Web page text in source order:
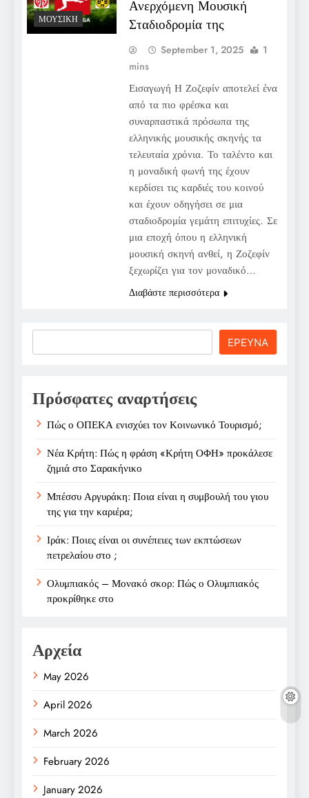
ΜΟΥΣΙΚΉ
Ανερχόμενη Μουσική
Σταδιοδρομία της
September 1, 2025
1
mins
Εισαγωγή Η Ζοζεφίν αποτελεί ένα
από τα πιο φρέσκα και
συναρπαστικά πρόσωπα της
ελληνικής μουσικής σκηνής τα
τελευταία χρόνια. Το ταλέντο και
η μοναδική φωνή της έχουν
κερδίσει τις καρδιές του κοινού
και έχουν οδηγήσει σε μια
σταδιοδρομία γεμάτη επιτυχίες. Σε
μια εποχή όπου η ελληνική
μουσική σκηνή ανθεί, η Ζοζεφίν
ξεχωρίζει για τον μοναδικό…
Διαβάστε περισσότερα
ΕΡΕΥΝΑ
Πρόσφατες αναρτήσεις
Πώς ο ΟΠΕΚΑ ενισχύει τον Κοινωνικό Τουρισμό;
Νέα Κρήτη: Πώς η φράση «Κρήτη ΟΦΗ» προκάλεσε
ζημιά στο Σαρακήνικο
Μπέσσυ Αργυράκη: Ποια είναι η συμβουλή του γιου
της για την καριέρα;
Ιράκ: Ποιες είναι οι συνέπειες των εκπτώσεων
πετρελαίου στο ;
Ολυμπιακός – Μονακό σκορ: Πώς ο Ολυμπιακός
προκρίθηκε στο
Αρχεία
May 2026
April 2026
March 2026
February 2026
January 2026